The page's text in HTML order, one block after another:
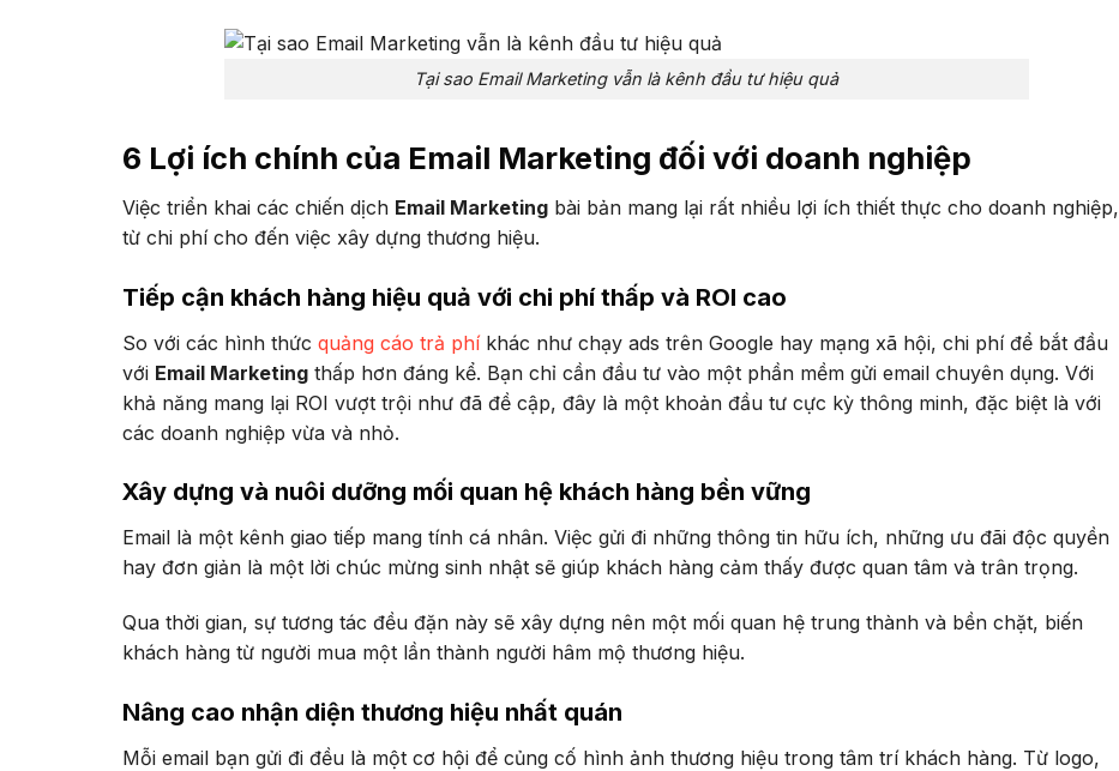
Tại sao Email Marketing vẫn là kênh đầu tư hiệu quả
6 Lợi ích chính của Email Marketing đối với doanh nghiệp
Việc triển khai các chiến dịch Email Marketing bài bản mang lại rất nhiều lợi ích thiết thực cho doanh nghiệp,
từ chi phí cho đến việc xây dựng thương hiệu.
Tiếp cận khách hàng hiệu quả với chi phí thấp và ROI cao
So với các hình thức quảng cáo trả phíkhác như chạy ads trên Google hay mạng xã hội, chi phí để bắt đầu
với Email Marketing thấp hơn đáng kể. Bạn chỉ cần đầu tư vào một phần mềm gửi email chuyên dụng. Với
khả năng mang lại ROI vượt trội như đã đề cập, đây là một khoản đầu tư cực kỳ thông minh, đặc biệt là với
các doanh nghiệp vừa và nhỏ.
Xây dựng và nuôi dưỡng mối quan hệ khách hàng bền vững
Email là một kênh giao tiếp mang tính cá nhân. Việc gửi đi những thông tin hữu ích, những ưu đãi độc quyền
hay đơn giản là một lời chúc mừng sinh nhật sẽ giúp khách hàng cảm thấy được quan tâm và trân trọng.
Qua thời gian, sự tương tác đều đặn này sẽ xây dựng nên một mối quan hệ trung thành và bền chặt, biến
khách hàng từ người mua một lần thành người hâm mộ thương hiệu.
Nâng cao nhận diện thương hiệu nhất quán
Mỗi email bạn gửi đi đều là một cơ hội để củng cố hình ảnh thương hiệu trong tâm trí khách hàng. Từ logo,